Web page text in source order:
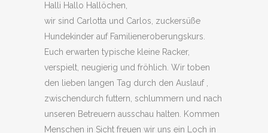
Halli Hallo Hallöchen,
wir sind Carlotta und Carlos, zuckersüße
Hundekinder auf Familieneroberungskurs.
Euch erwarten typische kleine Racker,
verspielt, neugierig und fröhlich. Wir toben
den lieben langen Tag durch den Auslauf ,
zwischendurch futtern, schlummern und nach
unseren Betreuern ausschau halten. Kommen
Menschen in Sicht freuen wir uns ein Loch in